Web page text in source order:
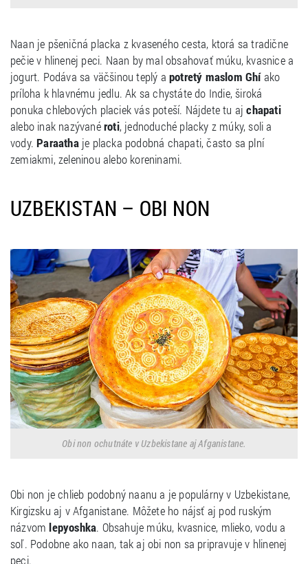
Naan je pšeničná placka z kvaseného cesta, ktorá sa tradične
pečie v hlinenej peci. Naan by mal obsahovať múku, kvasnice a
jogurt. Podáva sa väčšinou teplý a potretý maslom Ghíako
príloha k hlavnému jedlu. Ak sa chystáte do Indie, široká
ponuka chlebových placiek vás poteší. Nájdete tu ajchapati
alebo inak nazývanéroti, jednoduché placky z múky, soli a
vody. Paraathaje placka podobná chapati, často sa plní
zemiakmi, zeleninou alebo koreninami.
UZBEKISTAN – OBI NON
Obi non ochutnáte v Uzbekistane aj Afganistane.
Obi non je chlieb podobný naanu a je populárny v Uzbekistane,
Kirgizsku aj v Afganistane. Môžete ho nájsť aj pod ruským
názvomlepyoshka. Obsahuje múku, kvasnice, mlieko, vodu a
soľ. Podobne ako naan, tak aj obi non sa pripravuje v hlinenej
peci.